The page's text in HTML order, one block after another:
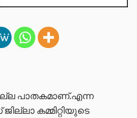
പാതകമാണ്.എന്ന
കമ്മിറ്റിയുടെ